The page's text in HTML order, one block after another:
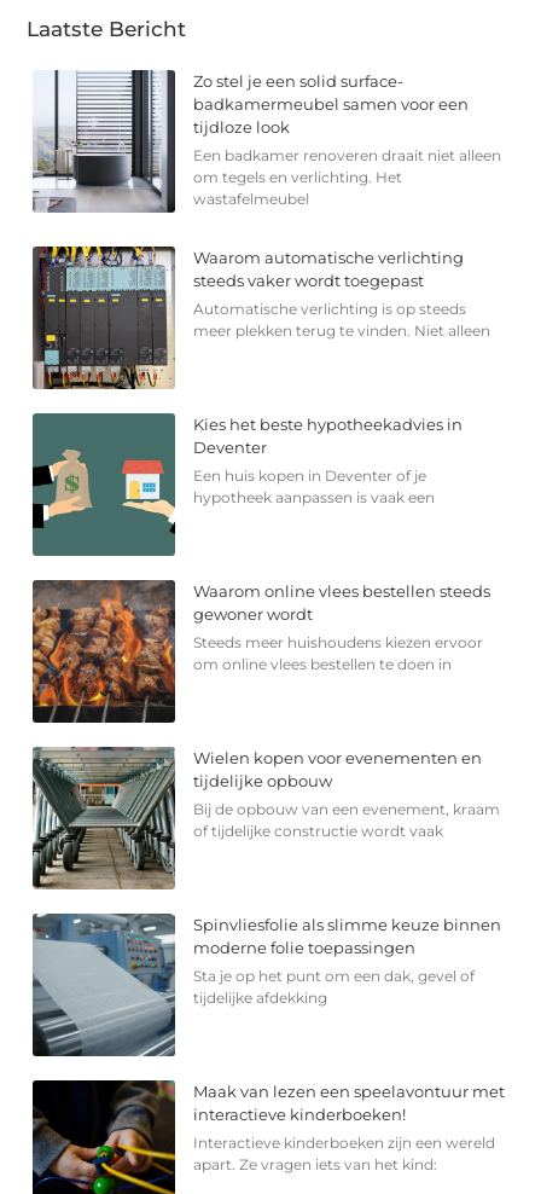
Laatste Bericht
Zo stel je een solid surface-
badkamermeubel samen voor een
tijdloze look
Een badkamer renoveren draait niet alleen
om tegels en verlichting. Het
wastafelmeubel
Waarom automatische verlichting
steeds vaker wordt toegepast
Automatische verlichting is op steeds
meer plekken terug te vinden. Niet alleen
Kies het beste hypotheekadvies in
Deventer
Een huis kopen in Deventer of je
hypotheek aanpassen is vaak een
Waarom online vlees bestellen steeds
gewoner wordt
Steeds meer huishoudens kiezen ervoor
om online vlees bestellen te doen in
Wielen kopen voor evenementen en
tijdelijke opbouw
Bij de opbouw van een evenement, kraam
of tijdelijke constructie wordt vaak
Spinvliesfolie als slimme keuze binnen
moderne folie toepassingen
Sta je op het punt om een dak, gevel of
tijdelijke afdekking
Maak van lezen een speelavontuur met
interactieve kinderboeken!
Interactieve kinderboeken zijn een wereld
apart. Ze vragen iets van het kind: